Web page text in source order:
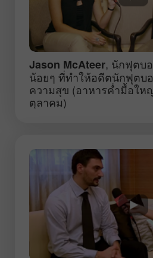
Jason McAteer, นักฟุตบ
น้อยๆ ที่ทำให้อดีตนักฟุตบ
ความสุข (อาหารค่ำมื้อให
ตุลาคม)